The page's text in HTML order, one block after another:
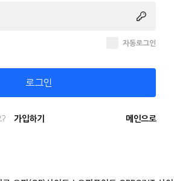
자동로그인
로그인
? 가입하기 메인으로